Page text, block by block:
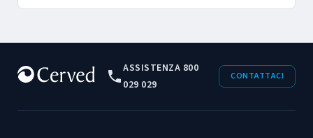
ASSISTENZA 800
029 029
CONTATTACI